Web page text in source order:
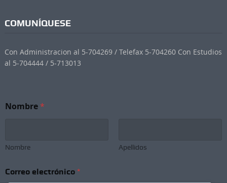
COMUNÍQUESE
Con Administracion al 5-704269 / Telefax 5-704260 Con Estudios
al 5-704444 / 5-713013
Nombre*
Nombre Apellidos
o
Correo electrónico *